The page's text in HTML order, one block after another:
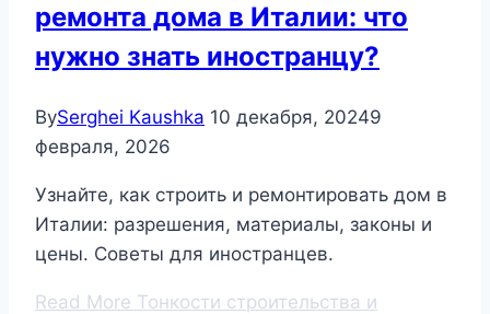
ремонта дома в Италии: что
нужно знать иностранцу?
BySerghei Kaushka 10 декабря, 20249
февраля, 2026
Узнайте, как строить и ремонтировать дом в
Италии: разрешения, материалы, законы и
цены. Советы для иностранцев.
Read More Тонкости строительства и